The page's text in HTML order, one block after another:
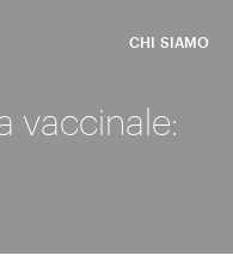
CHI SIAMO
vaccinale: